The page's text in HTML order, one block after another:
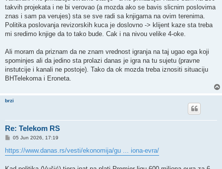
takvih projekata i ne bi verovao (a mozda ako se bavis slicnim poslovima
znas i sam pa verujes) sta se sve radi sa knjigama na ovim terenima.
Politika poslovanja revizorskih kuca je doslovno -> klijent kaze sta treba
mi sredimo knjige da to tako bude. Cak i na nivou velike 4-oke.
Ali moram da priznam da ne znam vrednost igranja na taj ugao ega koji
spominjes ali da jedino sta prolazi danas je igra na tu sujetu (pravne
instutcije i kanali ne postoje). Tako da ok mozda treba iznositi situaciju
BHTelekoma i Eroneta.
brzi
Re: Telekom RS
P
s
t
05 Jun 2026, 17:19
https://www.danas.rs/vesti/ekonomija/gu ... iona-evra/